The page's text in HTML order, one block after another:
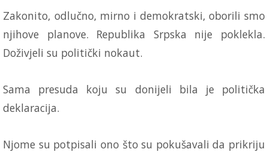
Zakonito, odlučno, mirno i demokratski, oborili smo
njihove planove. Republika Srpska nije poklekla.
Doživjeli su politički nokaut.
Sama presuda koju su donijeli bila je politička
deklaracija.
Njome su potpisali ono što su pokušavali da prikriju